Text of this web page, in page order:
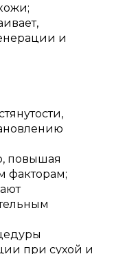
и
повышая
факторам;
при сухой и